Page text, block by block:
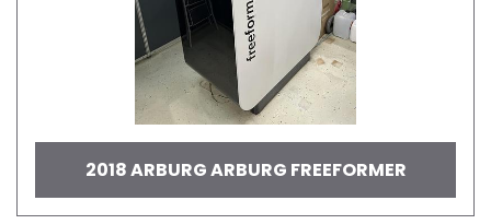
2018 ARBURG ARBURG FREEFORMER